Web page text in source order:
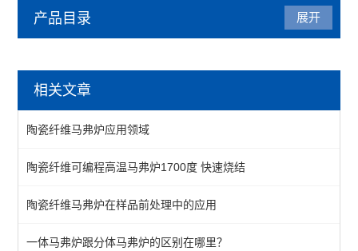
产品目录
陶瓷纤维马弗炉
箱式马弗炉
分体式马弗炉
实验室马弗炉
箱式高温炉
展开
相关文章
陶瓷纤维马弗炉应用领域
陶瓷纤维可编程高温马弗炉1700度 快速烧结
陶瓷纤维马弗炉在样品前处理中的应用
一体马弗炉跟分体马弗炉的区别在哪里？